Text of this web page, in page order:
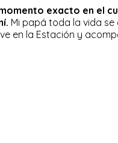
exacto en el
Mi papá toda la vida se
en la Estación y